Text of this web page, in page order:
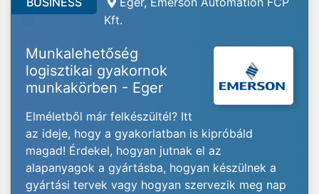
Kft.
Munkalehetőség
logisztikai gyakornok
munkakörben - Eger
Elméletből már felkészültél? Itt
az ideje, hogy a gyakorlatban is kipróbáld
magad! Érdekel, hogyan jutnak el az
alapanyagok a gyártásba, hogyan készülnek a
gyártási tervek vagy hogyan szervezik meg nap